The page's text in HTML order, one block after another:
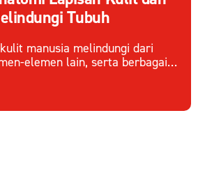
Tubuh
manusia melindungi dari
elemen lain, serta berbagai
Mengenali Anatomi